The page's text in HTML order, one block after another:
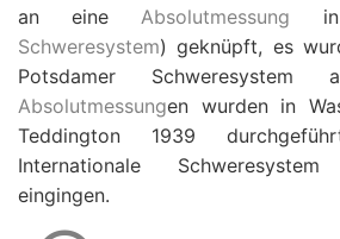
an eineAbsolutmessung in
Schweresystem) geknüpft, es
Potsdamer Schweresystem
Absolutmessungen wurden in
Teddington 1939
Internationale
eingingen.